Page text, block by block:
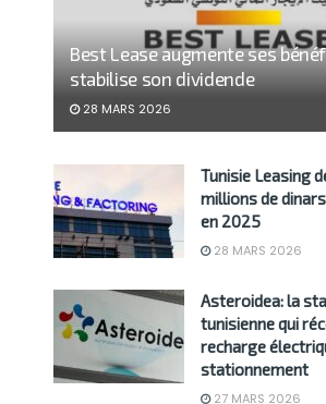
Best Lease augmente ses
stabilise son dividende
28 MARS 2026
Tunisie Leasing
millions de
en 2025
28 MARS 2026
Asteroidea: la
tunisienne qui
recharge
stationnement
27 MARS 2026